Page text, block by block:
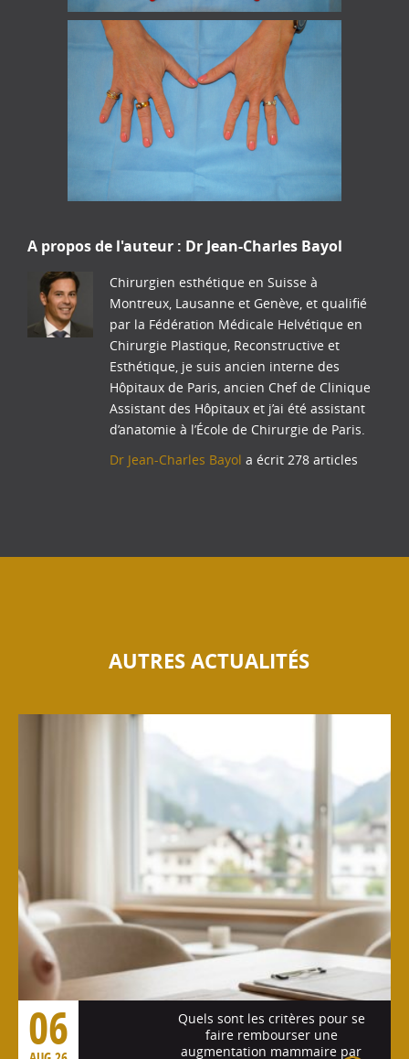
A propos de l'auteur : Dr Jean-Charles Bayol
Chirurgien esthétique en Suisse à
Montreux, Lausanne et Genève, et qualifié
par la Fédération Médicale Helvétique en
Chirurgie Plastique, Reconstructive et
Esthétique, je suis ancien interne des
Hôpitaux de Paris, ancien Chef de Clinique
Assistant des Hôpitaux et j’ai été assistant
d’anatomie à l’École de Chirurgie de Paris.
Dr Jean-Charles Bayol a écrit 278 articles
AUTRES ACTUALITÉS
06
Quels sont les critères pour se
faire rembourser une
augmentation mammaire par